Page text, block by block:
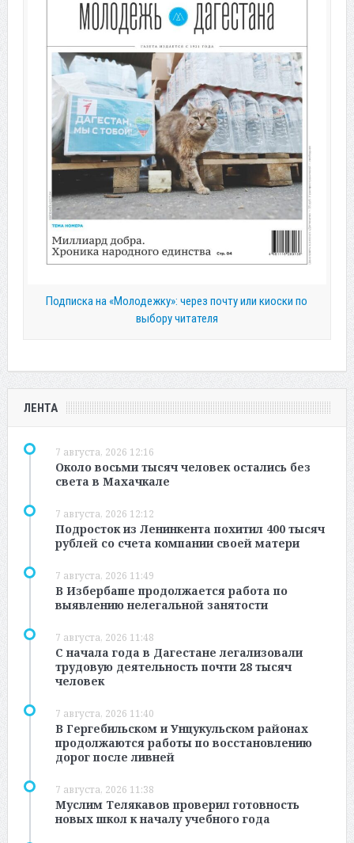
Подписка на «Молодежку»: через почту или киоски по
выбору читателя
ЛЕНТА
7 августа, 2026 12:16
Около восьми тысяч человек остались без
света в Махачкале
7 августа, 2026 12:12
Подросток из Ленинкента похитил 400 тысяч
рублей со счета компании своей матери
7 августа, 2026 11:49
В Избербаше продолжается работа по
выявлению нелегальной занятости
7 августа, 2026 11:48
С начала года в Дагестане легализовали
трудовую деятельность почти 28 тысяч
человек
7 августа, 2026 11:40
В Гергебильском и Унцукульском районах
продолжаются работы по восстановлению
дорог после ливней
7 августа, 2026 11:38
Муслим Телякавов проверил готовность
новых школ к началу учебного года